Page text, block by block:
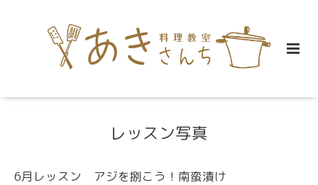
レッスン写真
6月レッスン アジを捌こう！南蛮漬け